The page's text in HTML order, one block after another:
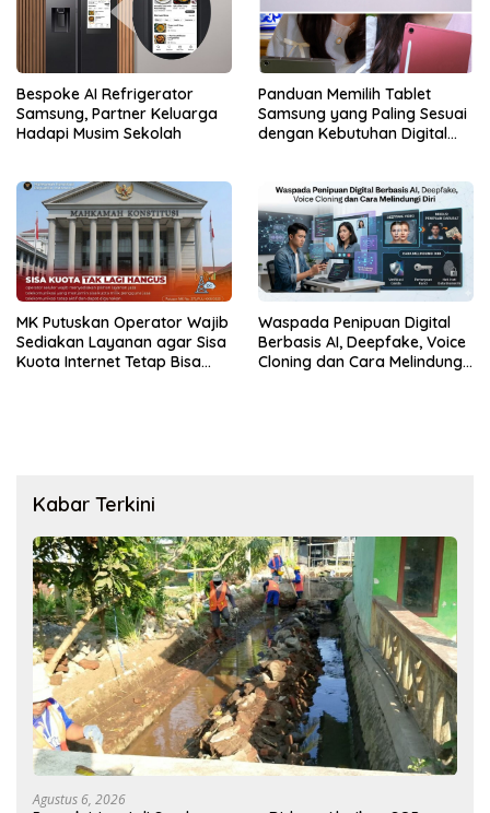
Bespoke AI Refrigerator
Samsung, Partner Keluarga
Hadapi Musim Sekolah
Panduan Memilih Tablet
Samsung yang Paling Sesuai
dengan Kebutuhan Digital
MK Putuskan Operator Wajib
Sediakan Layanan agar Sisa
Kuota Internet Tetap Bisa
Waspada Penipuan Digital
Berbasis AI, Deepfake, Voice
Cloning dan Cara Melindungi
Kabar Terkini
Agustus 6, 2026